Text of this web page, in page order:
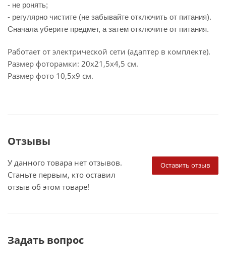
- не ронять;
- регулярно чистите (не забывайте отключить от питания).
Сначала уберите предмет, а затем отключите от питания.
Работает от электрической сети (адаптер в комплекте).
Размер фоторамки: 20х21,5х4,5 см.
Размер фото 10,5х9 см.
Отзывы
Оставить отзыв
У данного товара нет отзывов.
Станьте первым, кто оставил
отзыв об этом товаре!
Задать вопрос